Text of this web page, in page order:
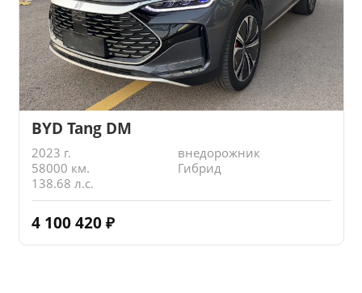
BYD Tang DM
2023 г.
внедорожник
58000 км.
Гибрид
138.68 л.с.
4 100 420 ₽